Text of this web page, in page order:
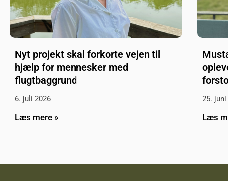
Nyt projekt skal forkorte vejen til
hjælp for mennesker med
flugtbaggrund
6. juli 2026
Læs mere »
25. juni
Læs